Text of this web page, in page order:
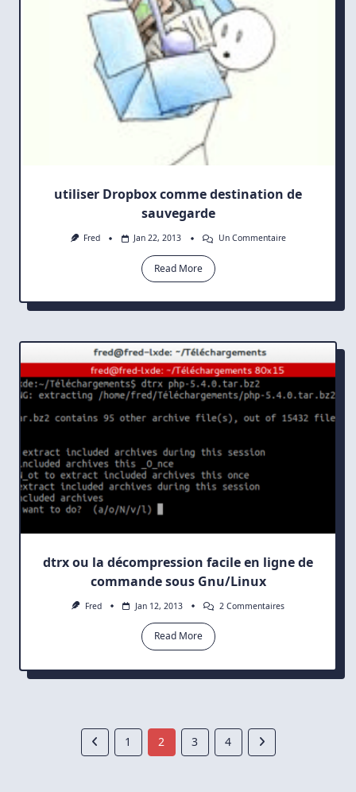
utiliser Dropbox comme destination de
sauvegarde
Fred Jan 22, 2013 Un CommentaireSur
Sauvegarde
Read More
dtrx ou la décompression facile en ligne de
commande sous Gnu/Linux
Fred Jan 12, 2013 2 CommentairesSur
En
Read More
1 2 3 4